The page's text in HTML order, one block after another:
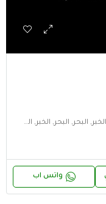
المملكة العربية السعودية, المنطقة الشرقية, الخبر, البحر, البحر, الخبر, المنطقة الشرقية
واتس اب